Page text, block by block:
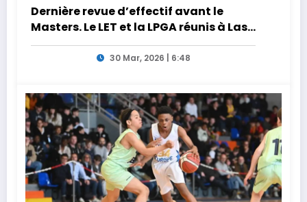
Dernière revue d’effectif avant le
Masters. Le LET et la LPGA réunis à Las
Vegas au programme de la semaine
30 Mar, 2026 | 6:48